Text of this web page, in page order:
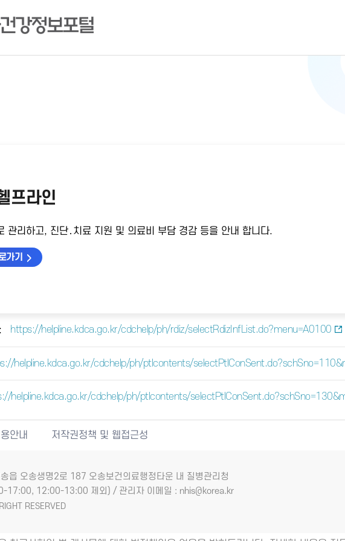
프라인
관리하고, 진단․치료 지원 및 의료비 부담 경감 등을 안내 합니다.
가기
https://helpline.kdca.go.kr/cdchelp/ph/rdiz/selectRdizInfList.do?menu=A0100
helpline.kdca.go.kr/cdchelp/ph/ptlcontents/
helpline.kdca.go.kr/cdchelp/ph/ptlcontents/
안내 저작권정책 및 웹접근성
읍 오송생명2로 187 오송보건의료행정타운 내 질병관리청
12:00-13:00 제외) / 관리자 이메일 : nhis@korea.kr
RESERVED